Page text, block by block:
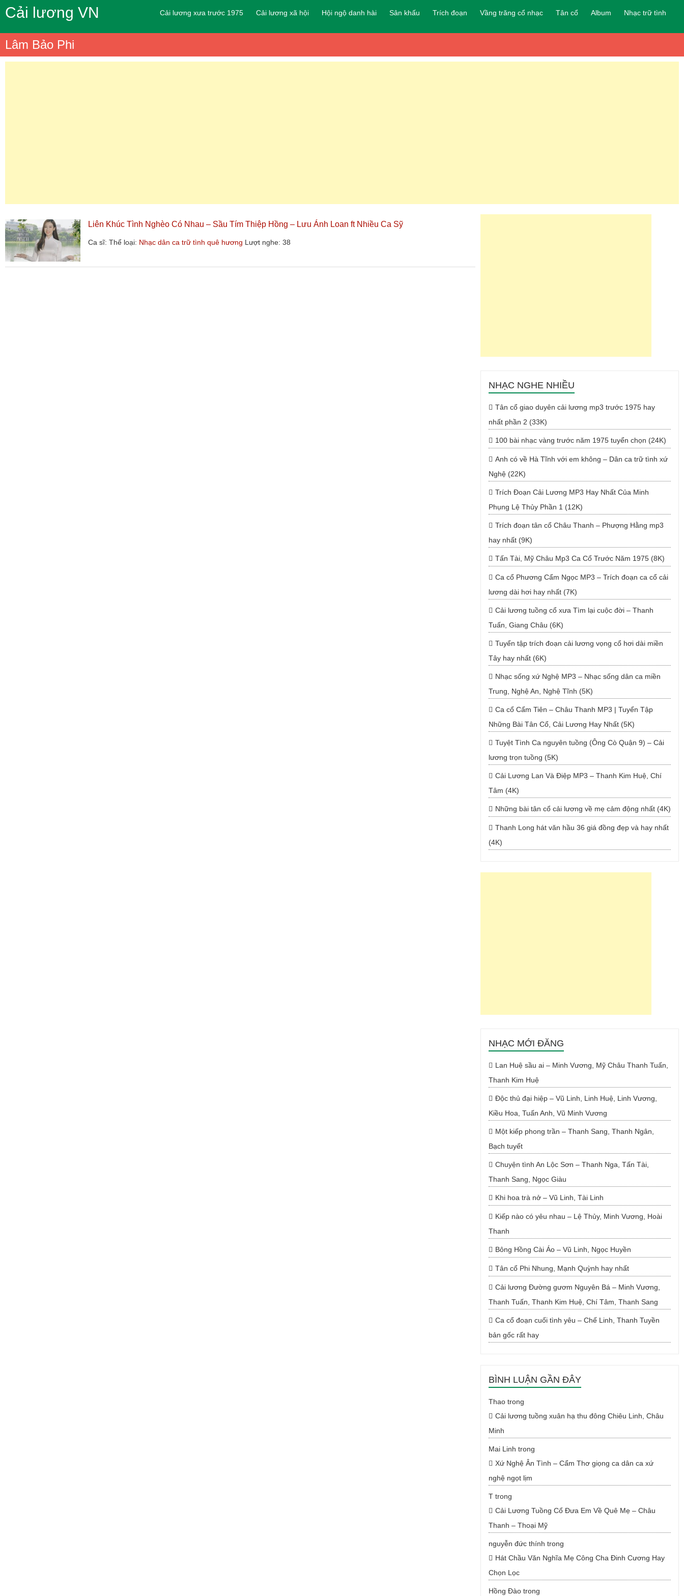
Cải lương VN Cải lương xưa trước 1975 Cải lương xã hội Hội ngộ danh hài Sân khấu Trích đoạn Vầng trăng cổ nhạc Tân cổ Album Nhạc trữ tình
Lâm Bảo Phi
Liên Khúc Tình Nghèo Có Nhau – Sầu Tím Thiệp Hồng – Lưu Ánh Loan ft Nhiều Ca Sỹ
Ca sĩ: Thể loại: Nhạc dân ca trữ tình quê hương Lượt nghe: 38
NHẠC NGHE NHIỀU
Tân cổ giao duyên cải lương mp3 trước 1975 hay
nhất phần 2 (33K)
100 bài nhạc vàng trước năm 1975 tuyển chọn (24K)
Anh có về Hà Tĩnh với em không – Dân ca trữ tình xứ
Nghệ (22K)
Trích Đoạn Cải Lương MP3 Hay Nhất Của Minh
Phụng Lệ Thủy Phần 1 (12K)
Trích đoạn tân cổ Châu Thanh – Phượng Hằng mp3
hay nhất (9K)
Tấn Tài, Mỹ Châu Mp3 Ca Cổ Trước Năm 1975 (8K)
Ca cổ Phương Cẩm Ngọc MP3 – Trích đoạn ca cổ cải
lương dài hơi hay nhất (7K)
Cải lương tuồng cổ xưa Tìm lại cuộc đời – Thanh
Tuấn, Giang Châu (6K)
Tuyển tập trích đoạn cải lương vọng cổ hơi dài miền
Tây hay nhất (6K)
Nhạc sống xứ Nghệ MP3 – Nhạc sống dân ca miền
Trung, Nghệ An, Nghệ Tĩnh (5K)
Ca cổ Cẩm Tiên – Châu Thanh MP3 | Tuyển Tập
Những Bài Tân Cổ, Cải Lương Hay Nhất (5K)
Tuyệt Tình Ca nguyên tuồng (Ông Cò Quận 9) – Cải
lương trọn tuồng (5K)
Cải Lương Lan Và Điệp MP3 – Thanh Kim Huệ, Chí
Tâm (4K)
Những bài tân cổ cải lương về mẹ cảm động nhất (4K)
Thanh Long hát văn hầu 36 giá đồng đẹp và hay nhất
(4K)
NHẠC MỚI ĐĂNG
Lan Huệ sầu ai – Minh Vương, Mỹ Châu Thanh Tuấn,
Thanh Kim Huệ
Độc thủ đại hiệp – Vũ Linh, Linh Huệ, Linh Vương,
Kiều Hoa, Tuấn Anh, Vũ Minh Vương
Một kiếp phong trần – Thanh Sang, Thanh Ngân,
Bạch tuyết
Chuyện tình An Lộc Sơn – Thanh Nga, Tấn Tài,
Thanh Sang, Ngọc Giàu
Khi hoa trà nở – Vũ Linh, Tài Linh
Kiếp nào có yêu nhau – Lệ Thủy, Minh Vương, Hoài
Thanh
Bông Hồng Cài Áo – Vũ Linh, Ngọc Huyền
Tân cổ Phi Nhung, Mạnh Quỳnh hay nhất
Cải lương Đường gươm Nguyên Bá – Minh Vương,
Thanh Tuấn, Thanh Kim Huệ, Chí Tâm, Thanh Sang
Ca cổ đoạn cuối tình yêu – Chế Linh, Thanh Tuyền
bản gốc rất hay
BÌNH LUẬN GẦN ĐÂY
Thaotrong
Cải lương tuồng xuân hạ thu đông Chiêu Linh, Châu
Minh
Mai Linh trong
Xứ Nghệ Ân Tình – Cẩm Thơ giọng ca dân ca xứ
nghệ ngọt lịm
Ttrong
Cải Lương Tuồng Cổ Đưa Em Về Quê Mẹ – Châu
Thanh – Thoại Mỹ
nguyễn đức thính trong
Hát Chầu Văn Nghĩa Mẹ Công Cha Đinh Cương Hay
Chọn Lọc
Hồng Đàotrong